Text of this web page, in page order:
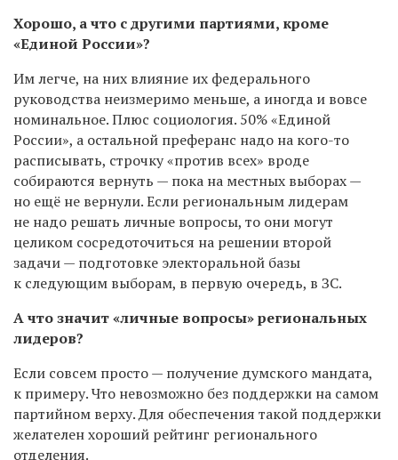
Хорошо, а что с другими партиями, кроме
«Единой России»?
Им легче, на них влияние их федерального
руководства неизмеримо меньше, а иногда и вовсе
номинальное. Плюс социология. 50% «Единой
России», а остальной преферанс надо на кого-то
расписывать, строчку «против всех» вроде
собираются вернуть — пока на местных выборах —
но ещё не вернули. Если региональным лидерам
не надо решать личные вопросы, то они могут
целиком сосредоточиться на решении второй
задачи — подготовке электоральной базы
к следующим выборам, в первую очередь, в ЗС.
А что значит «личные вопросы» региональных
лидеров?
Если совсем просто — получение думского мандата,
к примеру. Что невозможно без поддержки на самом
партийном верху. Для обеспечения такой поддержки
желателен хороший рейтинг регионального
отделения.